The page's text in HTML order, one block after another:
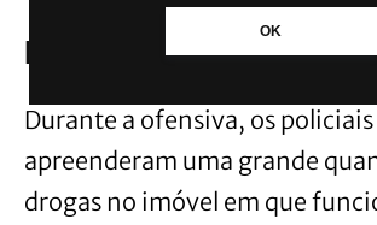
OK
Drogas, armas e
Durante a ofensiva, os policiais
apreenderam uma grande
drogas no imóvel em que